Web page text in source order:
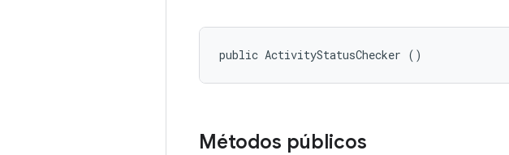
public ActivityStatusChecker ()
Métodos públicos